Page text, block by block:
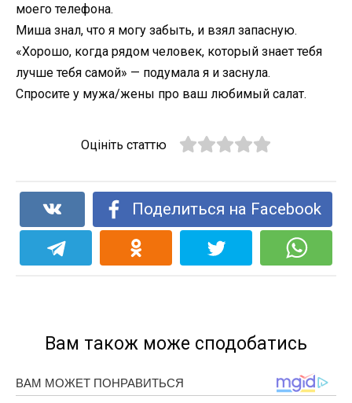
моего телефона.
Миша знал, что я могу забыть, и взял запасную.
«Хорошо, когда рядом человек, который знает тебя
лучше тебя самой» — подумала я и заснула.
Спросите у мужа/жены про ваш любимый салат.
Оцініть статтю
Поделиться на Facebook
Вам також може сподобатись